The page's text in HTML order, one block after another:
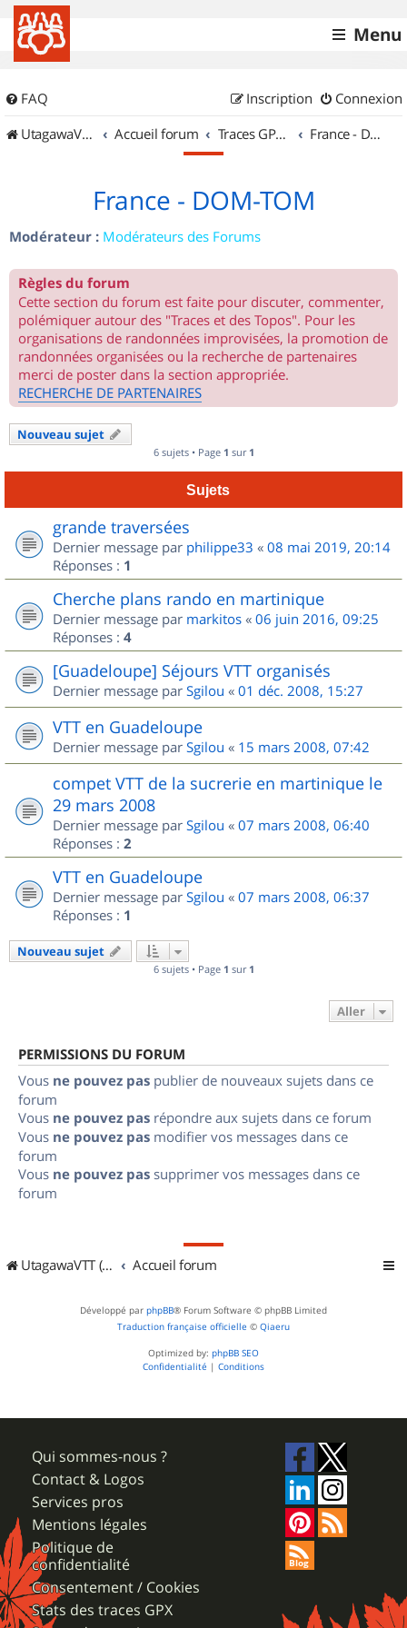
Menu
FAQ Connexion
Inscription
UtagawaVTT (Randos VTT et VTTAE avec traces GPS)
Accueil forum Traces GPS de randos VTT France - DOM-TOM
France - DOM-TOM
Modérateur : Modérateurs des Forums
Règles du forum
Cette section du forum est faite pour discuter, commenter,
polémiquer autour des "Traces et des Topos". Pour les
organisations de randonnées improvisées, la promotion de
randonnées organisées ou la recherche de partenaires
merci de poster dans la section appropriée.
RECHERCHE DE PARTENAIRES
Nouveau sujet
6 sujets • Page 1 sur 1
Sujets
grande traversées
Dernier message par philippe33 « 08 mai 2019, 20:14
Réponses : 1
Cherche plans rando en martinique
Dernier message par markitos « 06 juin 2016, 09:25
Réponses : 4
[Guadeloupe] Séjours VTT organisés
Dernier message par Sgilou « 01 déc. 2008, 15:27
VTT en Guadeloupe
Dernier message par Sgilou « 15 mars 2008, 07:42
compet VTT de la sucrerie en martinique le
29 mars 2008
Dernier message par Sgilou « 07 mars 2008, 06:40
Réponses : 2
VTT en Guadeloupe
Dernier message par Sgilou « 07 mars 2008, 06:37
Réponses : 1
Nouveau sujet
6 sujets • Page 1 sur 1
Aller
PERMISSIONS DU FORUM
Vous ne pouvez pas publier de nouveaux sujets dans ce
forum
Vous ne pouvez pas répondre aux sujets dans ce forum
Vous ne pouvez pas modifier vos messages dans ce
forum
Vous ne pouvez pas supprimer vos messages dans ce
forum
UtagawaVTT (Randos VTT et VTTAE avec traces GPS) Accueil forum
Développé par phpBB® Forum Software © phpBB Limited
Traduction française officielle © Qiaeru
Optimized by: phpBB SEO
Confidentialité | Conditions
Qui sommes-nous ?
Contact & Logos
Services pros
Mentions légales
Politique de
confidentialité
Consentement / Cookies
Stats des traces GPX